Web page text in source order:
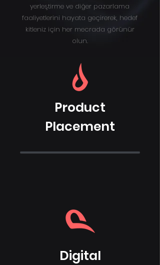
yerleştirme ve diğer pazarlama
faaliyetlerini hayata geçirerek, hedef
kitleniz için her mecrada görünür
olun.
Product
Placement
Digital